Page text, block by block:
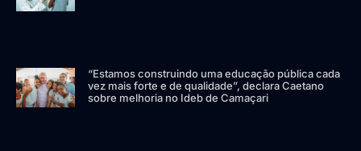
“Estamos construindo uma educação pública cada
vez mais forte e de qualidade”, declara Caetano
sobre melhoria no Ideb de Camaçari